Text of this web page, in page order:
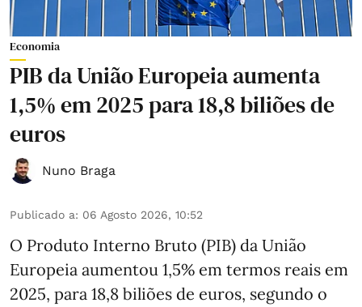
Economia
PIB da União Europeia aumenta
1,5% em 2025 para 18,8 biliões de
euros
Nuno Braga
Publicado a: 06 Agosto 2026, 10:52
O Produto Interno Bruto (PIB) da União
Europeia aumentou 1,5% em termos reais em
2025, para 18,8 biliões de euros, segundo o